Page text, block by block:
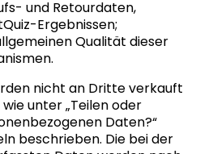
und Retourdaten,
Ergebnissen;
Qualität dieser
nicht an Dritte verkauft
unter „Teilen oder
Daten?“
beschrieben. Die bei der